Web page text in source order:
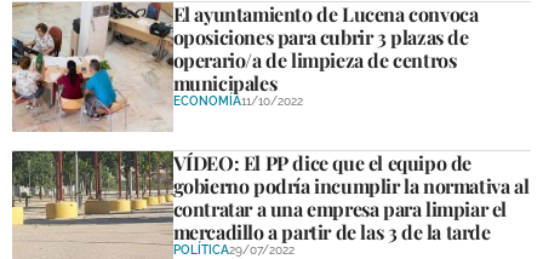
El ayuntamiento de Lucena convoca
oposiciones para cubrir 3 plazas de
operario/a de limpieza de centros
municipales
ECONOMÍA11/10/2022
VÍDEO: El PP dice que el equipo de
gobierno podría incumplir la normativa al
contratar a una empresa para limpiar el
mercadillo a partir de las 3 de la tarde
POLÍTICA29/07/2022